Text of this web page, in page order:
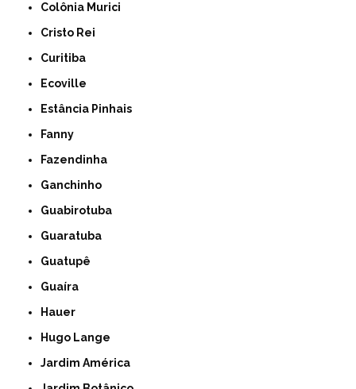
Colônia Murici
Cristo Rei
Curitiba
Ecoville
Estância Pinhais
Fanny
Fazendinha
Ganchinho
Guabirotuba
Guaratuba
Guatupê
Guaíra
Hauer
Hugo Lange
Jardim América